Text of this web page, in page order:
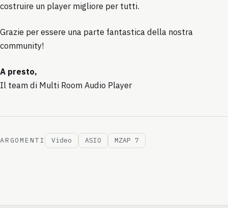
costruire un player migliore per tutti.
Grazie per essere una parte fantastica della nostra
community!
A presto,
Il team di Multi Room Audio Player
ARGOMENTI Video ASIO MZAP 7